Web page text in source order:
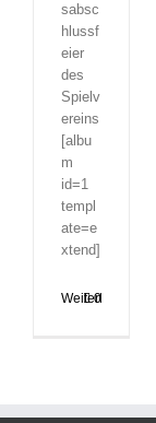
sabsc
hlussf
eier
des
Spielv
ereins
[albu
m
id=1
templ
ate=e
xtend]
Weiterlesen
0